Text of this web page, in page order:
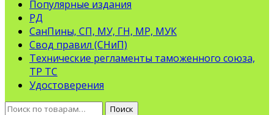
Популярные издания
РД
СанПины, СП, МУ, ГН, МР, МУК
Свод правил (СНиП)
Технические регламенты таможенного союза,
ТР ТС
Удостоверения
Искать:
Поиск